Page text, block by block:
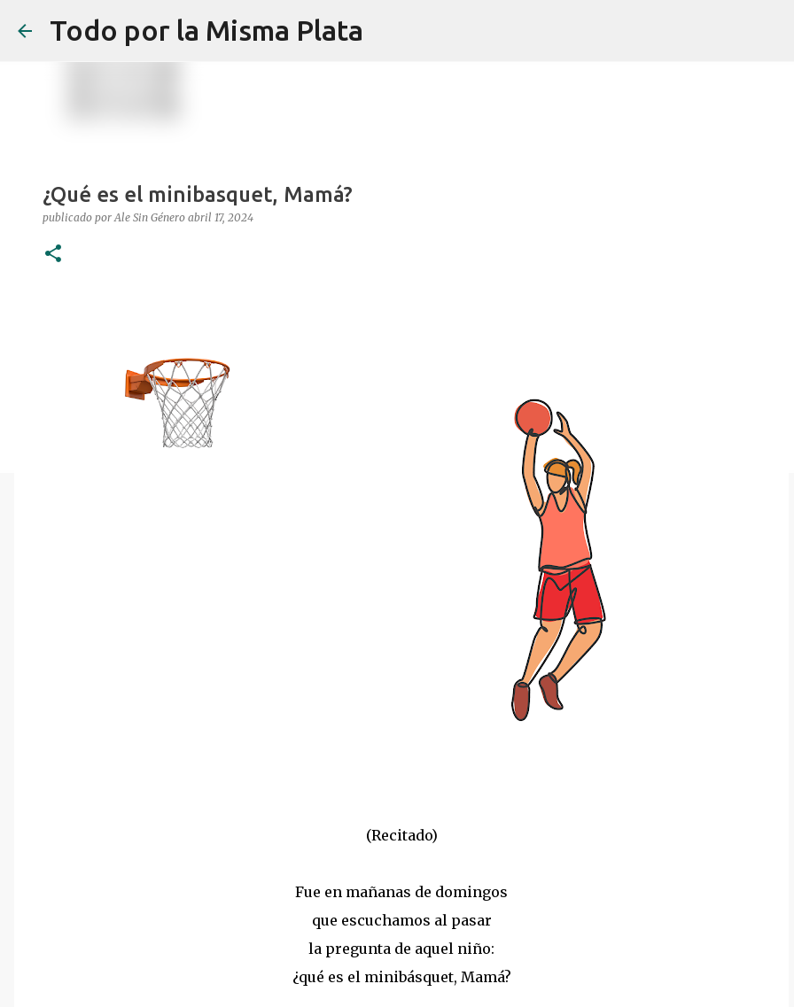
Todo por la Misma Plata
¿Qué es el minibasquet, Mamá?
publicado porAle Sin Género abril 17, 2024
(Recitado)
Fue en mañanas de domingos
que escuchamos al pasar
la pregunta de aquel niño:
¿qué es el minibásquet, Mamá?